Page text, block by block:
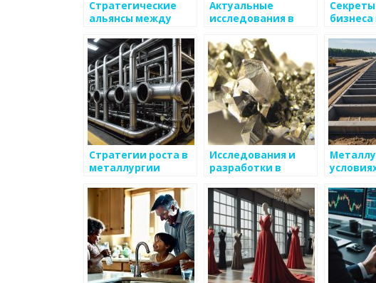
Стратегические
альянсы между
компаниями
Актуальные
исследования в
металлургии
бизнеса
Стратегии роста в
металлургии
Исследования и
разработки в
металлургии